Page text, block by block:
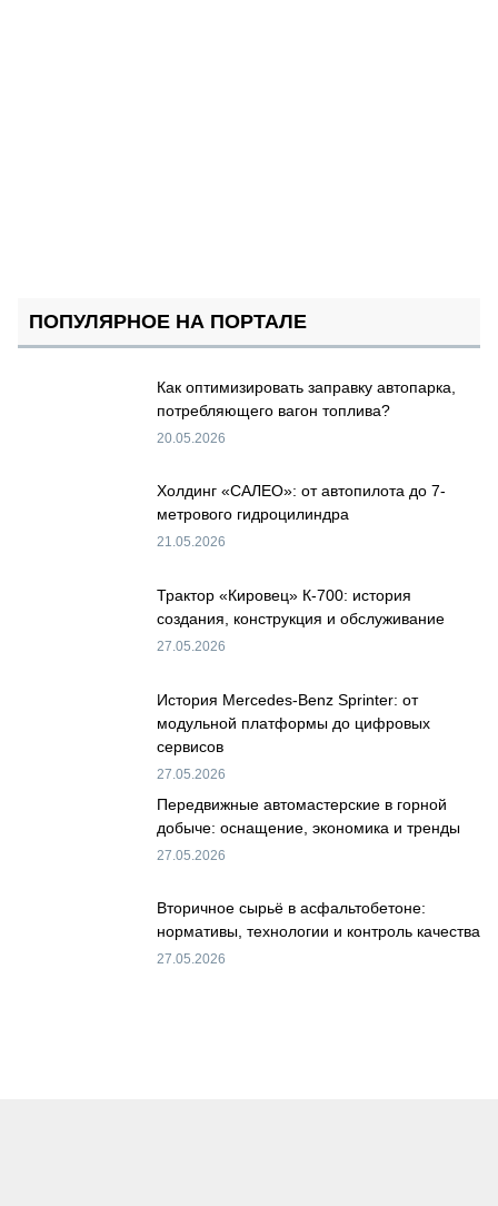
ПОПУЛЯРНОЕ НА ПОРТАЛЕ
Как оптимизировать заправку автопарка,
потребляющего вагон топлива?
20.05.2026
Холдинг «САЛЕО»: от автопилота до 7-
метрового гидроцилиндра
21.05.2026
Трактор «Кировец» К-700: история
создания, конструкция и обслуживание
27.05.2026
История Mercedes-Benz Sprinter: от
модульной платформы до цифровых
сервисов
27.05.2026
Передвижные автомастерские в горной
добыче: оснащение, экономика и тренды
27.05.2026
Вторичное сырьё в асфальтобетоне:
нормативы, технологии и контроль качества
27.05.2026